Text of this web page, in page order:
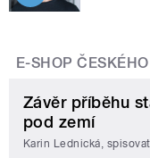
E-SHOP
Závěr příběhu
pod zemí
Karin Lednická,